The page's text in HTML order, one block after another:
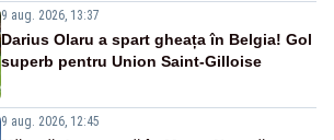
9 aug. 2026, 13:37
Darius Olaru a spart gheața în Belgia! Gol
superb pentru Union Saint-Gilloise
9 aug. 2026, 12:45